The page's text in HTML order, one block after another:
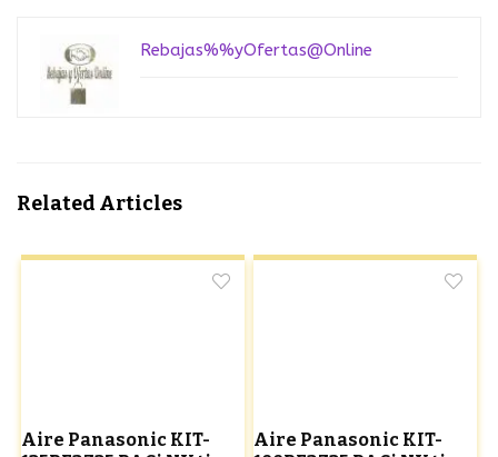
Rebajas%%yOfertas@Online
Related Articles
Aire Panasonic KIT-
Aire Panasonic KIT-